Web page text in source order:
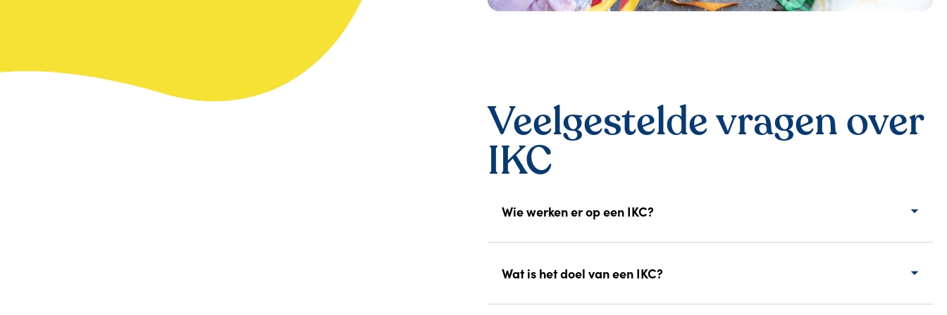
Veelgestelde vragen over
IKC
Wie werken er op een IKC?
Wat is het doel van een IKC?